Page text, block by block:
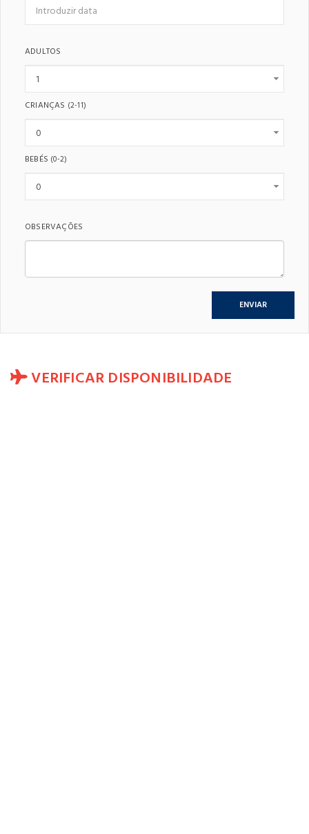
ADULTOS
CRIANÇAS (2-11)
BEBÉS (0-2)
OBSERVAÇÕES
VERIFICAR DISPONIBILIDADE